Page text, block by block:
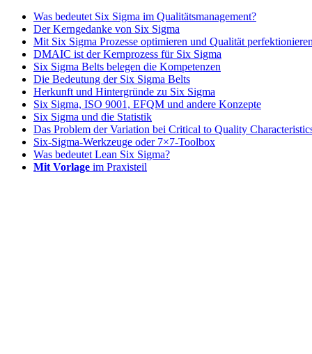
Was bedeutet Six Sigma im Qualitätsmanagement?
Der Kerngedanke von Six Sigma
Mit Six Sigma Prozesse optimieren und Qualität perfektionieren
DMAIC ist der Kernprozess für Six Sigma
Six Sigma Belts belegen die Kompetenzen
Die Bedeutung der Six Sigma Belts
Herkunft und Hintergründe zu Six Sigma
Six Sigma, ISO 9001, EFQM und andere Konzepte
Six Sigma und die Statistik
Das Problem der Variation bei Critical to Quality
Six-Sigma-Werkzeuge oder 7×7-Toolbox
Was bedeutet Lean Six Sigma?
Mit Vorlage im Praxisteil